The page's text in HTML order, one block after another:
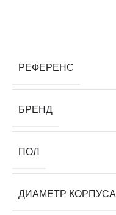
РЕФЕРЕНС
БРЕНД
ПОЛ
ДИАМЕТР КОРПУСА